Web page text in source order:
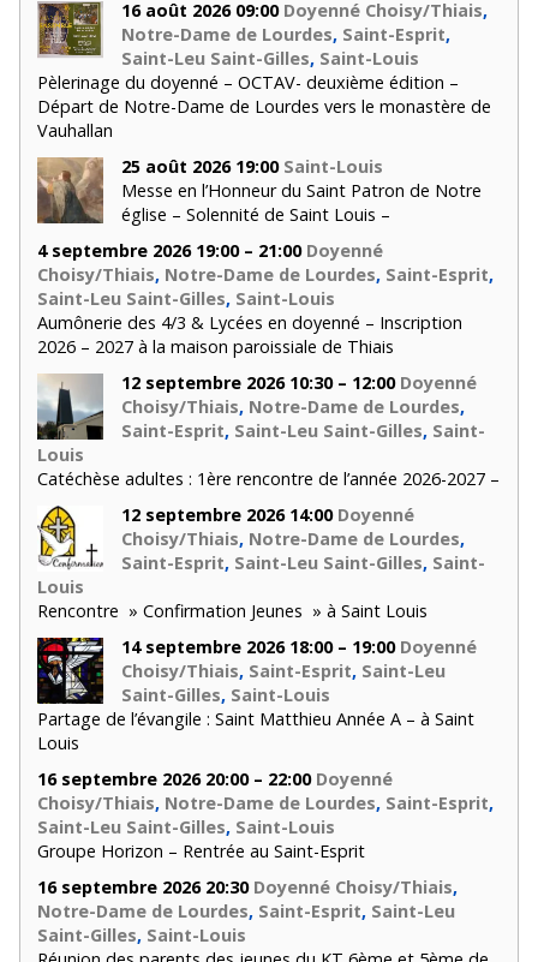
16 août 2026 09:00 Doyenné Choisy/Thiais,
Notre-Dame de Lourdes, Saint-Esprit,
Saint-Leu Saint-Gilles, Saint-Louis
Pèlerinage du doyenné – OCTAV- deuxième édition –
Départ de Notre-Dame de Lourdes vers le monastère de
Vauhallan
25 août 2026 19:00 Saint-Louis
Messe en l’Honneur du Saint Patron de Notre
église – Solennité de Saint Louis –
4 septembre 2026 19:00 – 21:00 Doyenné
Choisy/Thiais, Notre-Dame de Lourdes, Saint-Esprit,
Saint-Leu Saint-Gilles, Saint-Louis
Aumônerie des 4/3 & Lycées en doyenné – Inscription
2026 – 2027 à la maison paroissiale de Thiais
12 septembre 2026 10:30 – 12:00 Doyenné
Choisy/Thiais, Notre-Dame de Lourdes,
Saint-Esprit, Saint-Leu Saint-Gilles, Saint-
Louis
Catéchèse adultes : 1ère rencontre de l’année 2026-2027 –
12 septembre 2026 14:00 Doyenné
Choisy/Thiais, Notre-Dame de Lourdes,
Saint-Esprit, Saint-Leu Saint-Gilles, Saint-
Louis
Rencontre » Confirmation Jeunes » à Saint Louis
14 septembre 2026 18:00 – 19:00 Doyenné
Choisy/Thiais, Saint-Esprit, Saint-Leu
Saint-Gilles, Saint-Louis
Partage de l’évangile : Saint Matthieu Année A – à Saint
Louis
16 septembre 2026 20:00 – 22:00 Doyenné
Choisy/Thiais, Notre-Dame de Lourdes, Saint-Esprit,
Saint-Leu Saint-Gilles, Saint-Louis
Groupe Horizon – Rentrée au Saint-Esprit
16 septembre 2026 20:30 Doyenné Choisy/Thiais,
Notre-Dame de Lourdes, Saint-Esprit, Saint-Leu
Saint-Gilles, Saint-Louis